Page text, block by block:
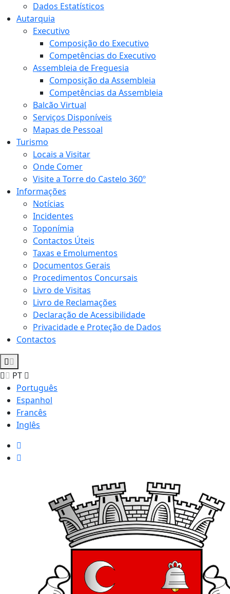
Dados Estatísticos
Autarquia
Executivo
Composição do Executivo
Competências do Executivo
Assembleia de Freguesia
Composição da Assembleia
Competências da Assembleia
Balcão Virtual
Serviços Disponíveis
Mapas de Pessoal
Turismo
Locais a Visitar
Onde Comer
Visite a Torre do Castelo 360º
Informações
Notícias
Incidentes
Toponímia
Contactos Úteis
Taxas e Emolumentos
Documentos Gerais
Procedimentos Concursais
Livro de Visitas
Livro de Reclamações
Declaração de Acessibilidade
Privacidade e Proteção de Dados
Contactos
PT
Português
Espanhol
Francês
Inglês